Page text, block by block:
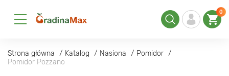
0
Strona główna Katalog Nasiona
Pomidor
Pomidor Pozzano